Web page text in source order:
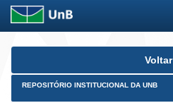
Skip
Voltar
REPOSITÓRIO INSTITUCIONAL DA UNB